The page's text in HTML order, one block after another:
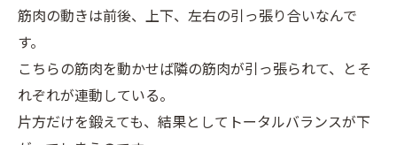
筋肉の動きは前後、上下、左右の引っ張り合いなんで
す。
こちらの筋肉を動かせば隣の筋肉が引っ張られて、とそ
れぞれが連動している。
片方だけを鍛えても、結果としてトータルバランスが下